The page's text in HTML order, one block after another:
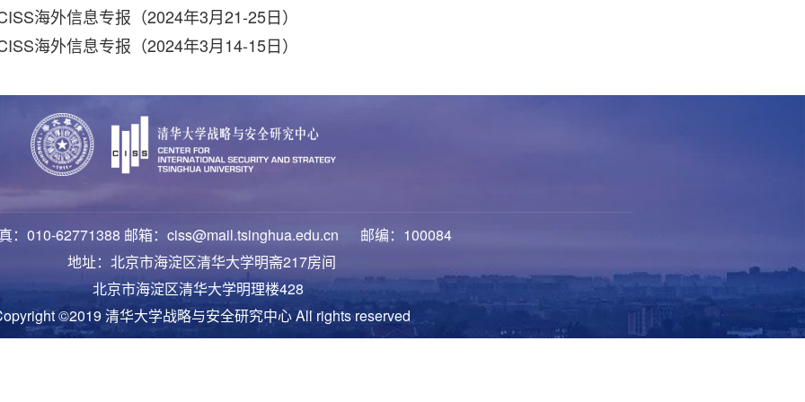
海外信息专报（2024年3月21-25日）
海外信息专报（2024年3月14-15日）
：010-62771388 邮箱：ciss@mail.tsinghua.edu.cn 邮编：100084
地址：北京市海淀区清华大学明斋217房间
北京市海淀区清华大学明理楼428
©2019 清华大学战略与安全研究中心 All rights reserved